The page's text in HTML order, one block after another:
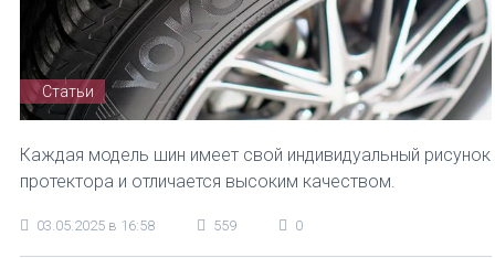
Статьи
Каждая модель шин имеет свой индивидуальный рисунок
протектора и отличается высоким качеством.
03.05.2025 в 16:58 559 0